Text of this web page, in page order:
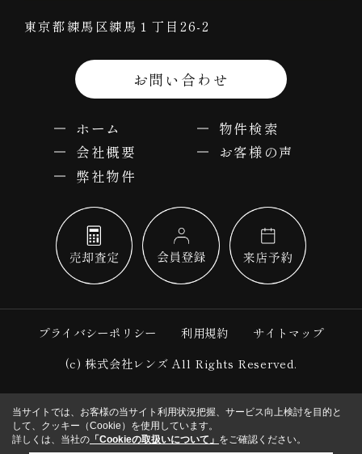
東京都練馬区練馬１丁目26-2
お問い合わせ
ホーム
物件検索
会社概要
お客様の声
弊社物件
プライバシーポリシー 利用規約
サイトマップ
(c) 株式会社レンズ All Rights Reserved.
当サイトでは、お客様の当サイト利用状況把握、サービス向上検討を目的と
して、クッキー（Cookie）を使用しています。
詳しくは、当社の 「Cookieの取扱いについて」 をご確認ください。